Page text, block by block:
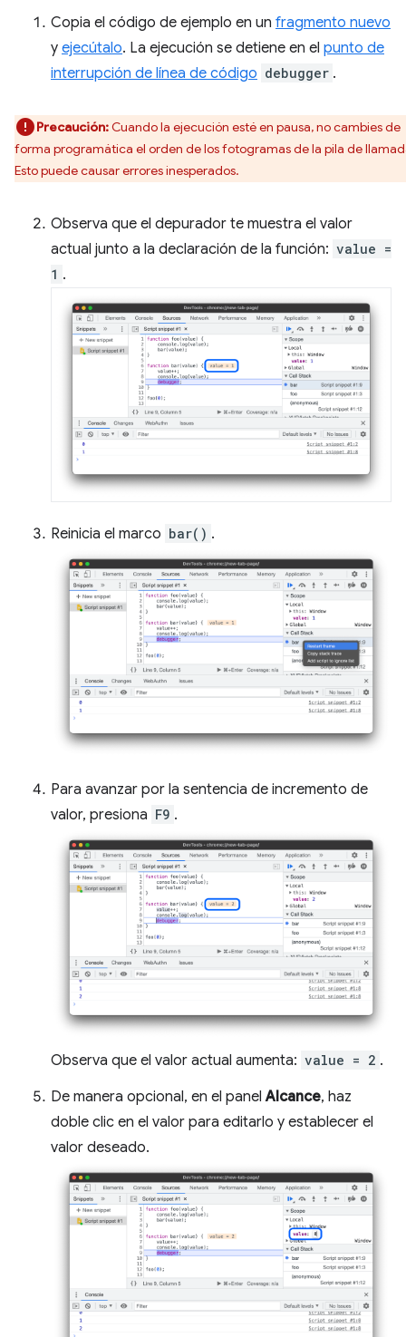
Copia el código de ejemplo en un fragmento nuevo
y ejecútalo. La ejecución se detiene en el punto de
interrupción de línea de código debugger .
Precaución:Cuando la ejecución esté en pausa, no cambies de
forma programática el orden de los fotogramas de la pila de
Esto puede causar errores inesperados.
Observa que el depurador te muestra el valor
actual junto a la declaración de la función: value =
1 .
Reinicia el marco bar() .
Para avanzar por la sentencia de incremento de
valor, presiona F9 .
Observa que el valor actual aumenta: value = 2 .
De manera opcional, en el panelAlcance, haz
doble clic en el valor para editarlo y establecer el
valor deseado.